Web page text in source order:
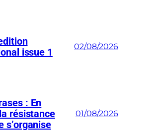
issue 1
02/08/2026
: En
résistance
s’organise
01/08/2026